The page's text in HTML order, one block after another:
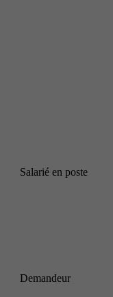
Salarié en poste
Demandeur